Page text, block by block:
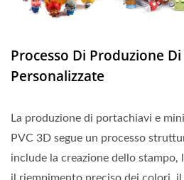
Processo Di Produzione
Personalizzate
La produzione di portachiavi e
PVC 3D segue un processo
include la creazione dello stampo,